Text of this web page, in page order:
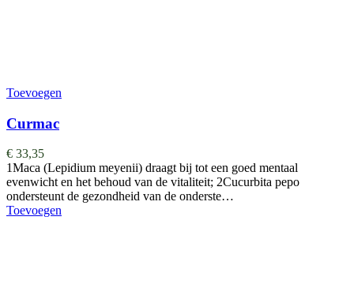
Toevoegen
Curmac
€ 33,35
1Maca (Lepidium meyenii) draagt bij tot een goed mentaal
evenwicht en het behoud van de vitaliteit; 2Cucurbita pepo
ondersteunt de gezondheid van de onderste…
Toevoegen